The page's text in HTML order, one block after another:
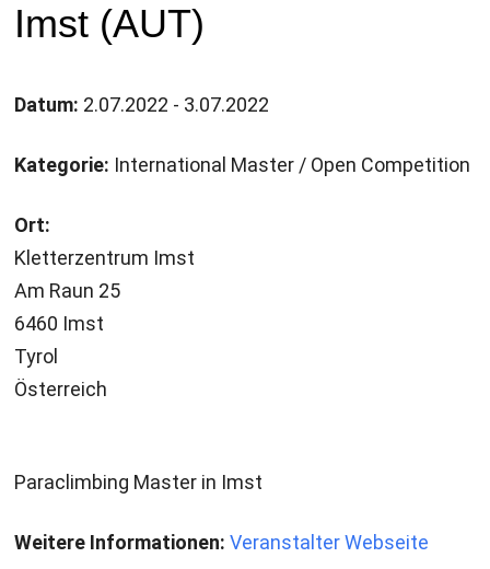
Imst (AUT)
Datum: 2.07.2022 - 3.07.2022
Kategorie: International Master / Open Competition
Ort:
Kletterzentrum Imst
Am Raun 25
6460 Imst
Tyrol
Österreich
Paraclimbing Master in Imst
Weitere Informationen: Veranstalter Webseite